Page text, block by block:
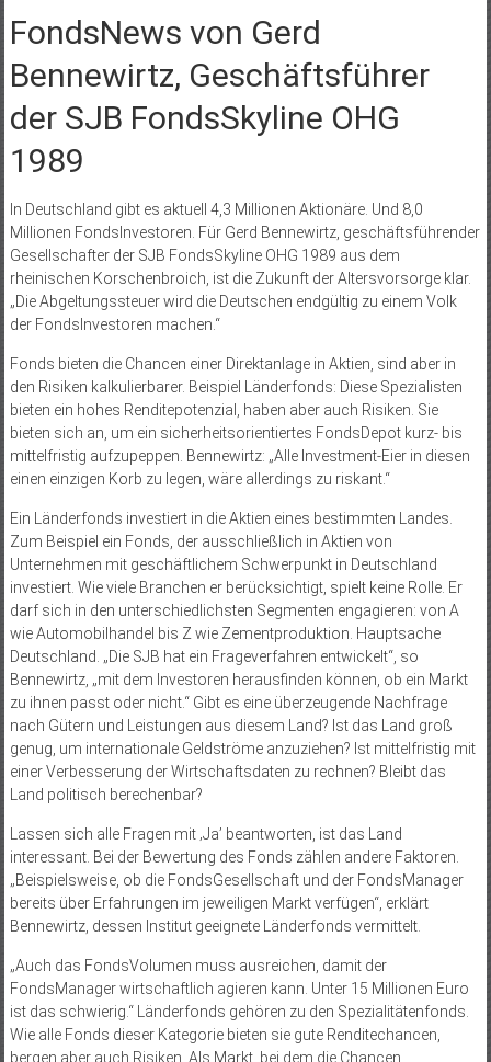
FondsNews von Gerd
Bennewirtz, Geschäftsführer
der SJB FondsSkyline OHG
1989
In Deutschland gibt es aktuell 4,3 Millionen Aktionäre. Und 8,0
Millionen FondsInvestoren. Für Gerd Bennewirtz, geschäftsführender
Gesellschafter der SJB FondsSkyline OHG 1989 aus dem
rheinischen Korschenbroich, ist die Zukunft der Altersvorsorge klar.
„Die Abgeltungssteuer wird die Deutschen endgültig zu einem Volk
der FondsInvestoren machen.“
Fonds bieten die Chancen einer Direktanlage in Aktien, sind aber in
den Risiken kalkulierbarer. Beispiel Länderfonds: Diese Spezialisten
bieten ein hohes Renditepotenzial, haben aber auch Risiken. Sie
bieten sich an, um ein sicherheitsorientiertes FondsDepot kurz- bis
mittelfristig aufzupeppen. Bennewirtz: „Alle Investment-Eier in diesen
einen einzigen Korb zu legen, wäre allerdings zu riskant.“
Ein Länderfonds investiert in die Aktien eines bestimmten Landes.
Zum Beispiel ein Fonds, der ausschließlich in Aktien von
Unternehmen mit geschäftlichem Schwerpunkt in Deutschland
investiert. Wie viele Branchen er berücksichtigt, spielt keine Rolle. Er
darf sich in den unterschiedlichsten Segmenten engagieren: von A
wie Automobilhandel bis Z wie Zementproduktion. Hauptsache
Deutschland. „Die SJB hat ein Frageverfahren entwickelt“, so
Bennewirtz, „mit dem Investoren herausfinden können, ob ein Markt
zu ihnen passt oder nicht.“ Gibt es eine überzeugende Nachfrage
nach Gütern und Leistungen aus diesem Land? Ist das Land groß
genug, um internationale Geldströme anzuziehen? Ist mittelfristig mit
einer Verbesserung der Wirtschaftsdaten zu rechnen? Bleibt das
Land politisch berechenbar?
Lassen sich alle Fragen mit ‚Ja’ beantworten, ist das Land
interessant. Bei der Bewertung des Fonds zählen andere Faktoren.
„Beispielsweise, ob die FondsGesellschaft und der FondsManager
bereits über Erfahrungen im jeweiligen Markt verfügen“, erklärt
Bennewirtz, dessen Institut geeignete Länderfonds vermittelt.
„Auch das FondsVolumen muss ausreichen, damit der
FondsManager wirtschaftlich agieren kann. Unter 15 Millionen Euro
ist das schwierig.“ Länderfonds gehören zu den Spezialitätenfonds.
Wie alle Fonds dieser Kategorie bieten sie gute Renditechancen,
bergen aber auch Risiken. Als Markt, bei dem die Chancen